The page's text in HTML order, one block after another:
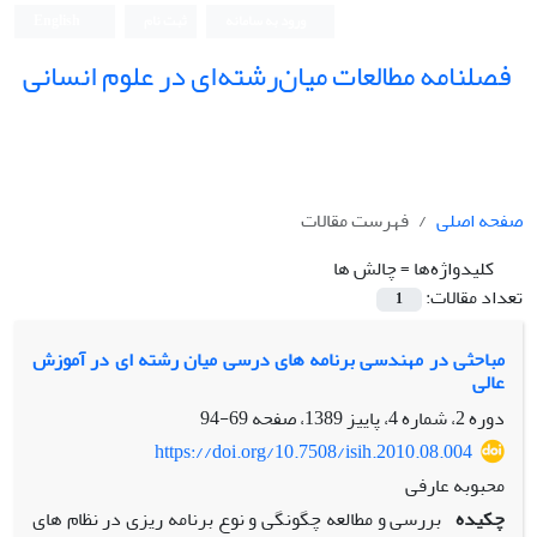
فصلنامه مطالعات میان‌رشته‌ای در علوم انسانی
صفحه اصلی
فهرست مقالات
کلیدواژه‌ها =چالش ها
تعداد مقالات:
1
مباحثی در مهندسی برنامه های درسی میان رشته ای در آموزش
عالی
دوره 2، شماره 4، پاییز 1389، صفحه
69-94
https://doi.org/10.7508/isih.2010.08.004
محبوبه عارفی
چکیده بررسی و مطالعه چگونگی و نوع برنامه ریزی در نظام های